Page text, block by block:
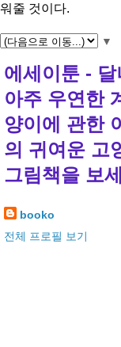
워줄 것이다.
▼
에세이툰 -
아주 우연한
양이에 관한
의 귀여운 고
그림책을 보
booko
전체 프로필 보기